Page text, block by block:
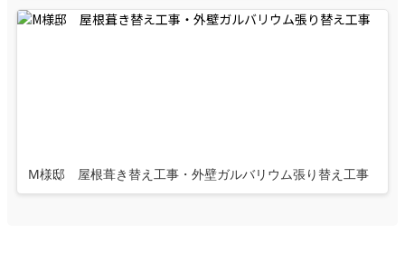
M様邸 屋根葺き替え工事・外壁ガルバリウム張り替え工事